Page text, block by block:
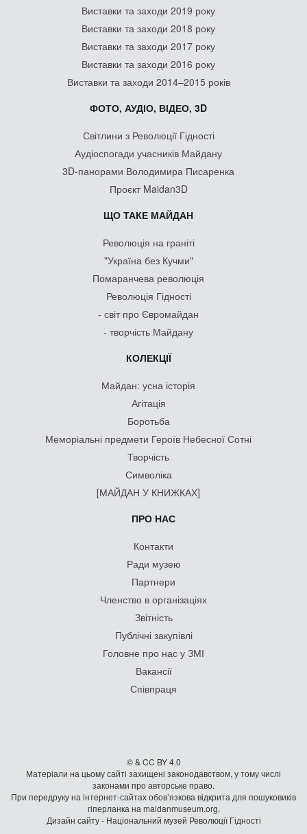
Виставки та заходи 2019 року
Виставки та заходи 2018 року
Виставки та заходи 2017 року
Виставки та заходи 2016 року
Виставки та заходи 2014–2015 років
ФОТО, АУДІО, ВІДЕО, 3D
Світлини з Революції Гідності
Аудіоспогади учасників Майдану
3D-панорами Володимира Писаренка
Проєкт Maidan3D
ЩО ТАКЕ МАЙДАН
Революція на граніті
"Україна без Кучми"
Помаранчева революція
Революція Гідності
- світ про Євромайдан
- творчість Майдану
КОЛЕКЦІЇ
Майдан: усна історія
Агітація
Боротьба
Меморіальні предмети Героїв Небесної Сотні
Творчість
Символіка
[МАЙДАН У КНИЖКАХ]
ПРО НАС
Контакти
Ради музею
Партнери
Членство в організаціях
Звітність
Публічні закупівлі
Головне про нас у ЗМІ
Вакансії
Співпраця
© & CC BY 4.0
Матеріали на цьому сайті захищені законодавством, у тому числі
законами про авторське право.
При передруку на iнтернет-сайтах обов’язкова відкрита для пошуковиків
гiперланка на maidanmuseum.org.
Дизайн сайту - Національний музей Революції Гідності